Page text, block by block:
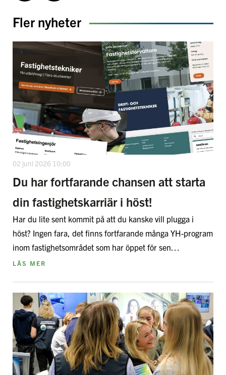
Fler nyheter
02 juni 2026 10:00
Du har fortfarande chansen att starta
din fastighetskarriär i höst!
Har du lite sent kommit på att du kanske vill plugga i
höst? Ingen fara, det finns fortfarande många YH-program
inom fastighetsområdet som har öppet för sen…
LÄS MER